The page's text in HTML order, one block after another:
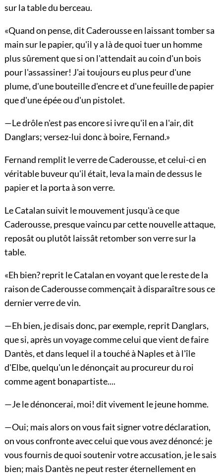
sur la table du berceau.
«Quand on pense, dit Caderousse en laissant tomber sa
main sur le papier, qu'il y a là de quoi tuer un homme
plus sûrement que si on l'attendait au coin d'un bois
pour l'assassiner! J'ai toujours eu plus peur d'une
plume, d'une bouteille d'encre et d'une feuille de papier
que d'une épée ou d'un pistolet.
—Le drôle n'est pas encore si ivre qu'il en a l'air, dit
Danglars; versez-lui donc à boire, Fernand.»
Fernand remplit le verre de Caderousse, et celui-ci en
véritable buveur qu'il était, leva la main de dessus le
papier et la porta à son verre.
Le Catalan suivit le mouvement jusqu'à ce que
Caderousse, presque vaincu par cette nouvelle attaque,
reposât ou plutôt laissât retomber son verre sur la
table.
«Eh bien? reprit le Catalan en voyant que le reste de la
raison de Caderousse commençait à disparaître sous ce
dernier verre de vin.
—Eh bien, je disais donc, par exemple, reprit Danglars,
que si, après un voyage comme celui que vient de faire
Dantès, et dans lequel il a touché à Naples et à l'île
d'Elbe, quelqu'un le dénonçait au procureur du roi
comme agent bonapartiste....
—Je le dénoncerai, moi! dit vivement le jeune homme.
—Oui; mais alors on vous fait signer votre déclaration,
on vous confronte avec celui que vous avez dénoncé: je
vous fournis de quoi soutenir votre accusation, je le sais
bien; mais Dantès ne peut rester éternellement en